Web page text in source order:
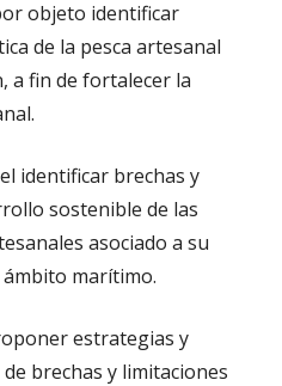
objeto identificar
de la pesca artesanal
a fin de fortalecer la
identificar brechas y
sostenible de las
asociado a su
marítimo.
estrategias y
brechas y limitaciones